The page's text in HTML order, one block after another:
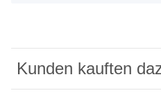
Kunden kauften